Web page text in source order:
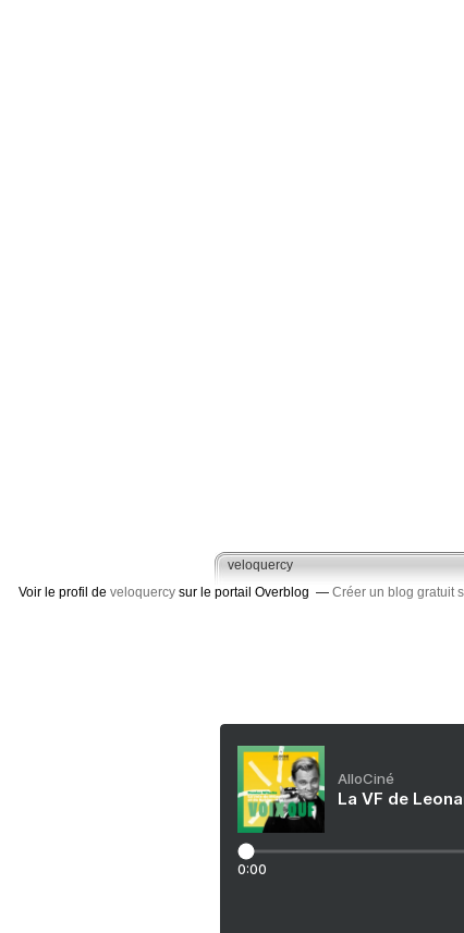
veloquercy
Voir le profil de veloquercy sur le portail Overblog Créer un blog gratuit
AlloCiné
La VF de
0:00